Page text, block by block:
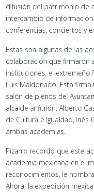
difusión del patrimonio de
intercambio de
conferencias, conciertos y
Estas son algunas de las
colaboración que firmaron
instituciones, el extremeño
Luis Maldonado. Esta
salón de plenos del
alcalde anfitrión, Alberto
de Cultura e Igualdad, Inés
ambas academias.
Pizarro recordó que este
academia mexicana en el
reconocimientos, le
Ahora, la expedición